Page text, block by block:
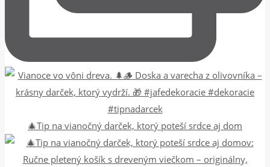
🎄Tip na vianočný darček, ktorý poteší srdce aj dom